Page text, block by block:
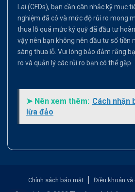
Lai (CFDs), bạn cần cân nhắc kỹ mục
nghiệm đã có và mức độ rủi ro mong
thua lỗ quá mức ký quỹ đã đầu tư
vậy nên bạn không nên đầu tư số tiền
sàng thua lỗ. Vui lòng bảo đảm rằng
ro và quản lý các rủi ro bạn có thể gặp.
➤ Nên xem thêm: Cách nhận
lừa đảo
Chính sách bảo mật Điều khoản và